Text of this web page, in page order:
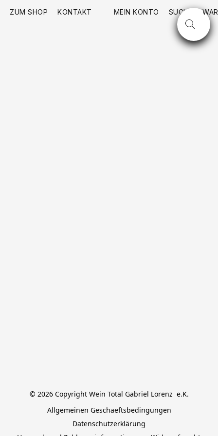
ZUM SHOP KONTAKT MEIN KONTO SUCHE
© 2026 Copyright Wein Total Gabriel Lorenz  e.K.
Allgemeinen Geschaeftsbedingungen
Datenschutzerklärung